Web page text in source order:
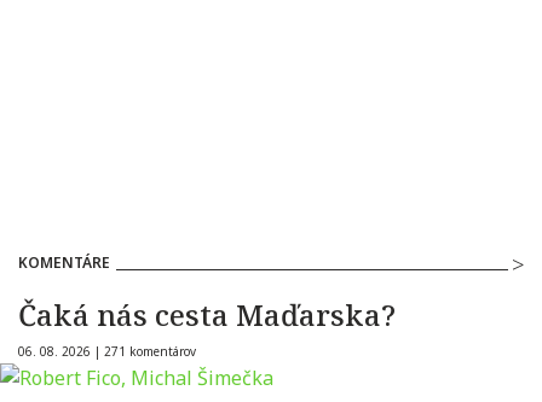
KOMENTÁRE
Čaká nás cesta Maďarska?
06. 08. 2026 | 271 komentárov